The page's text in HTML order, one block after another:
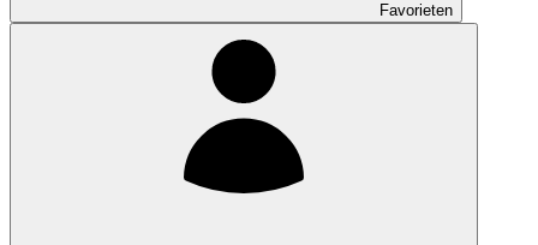
Favorieten